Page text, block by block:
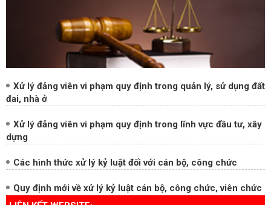
Xử lý đảng viên vi phạm quy định trong quản lý, sử dụng đất
đai, nhà ở
Xử lý đảng viên vi phạm quy định trong lĩnh vực đầu tư, xây
dựng
Các hình thức xử lý kỷ luật đối với cán bộ, công chức